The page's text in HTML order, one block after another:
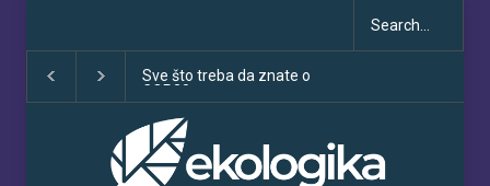
Klimatske dezinformacije u
porastu uoči COP30
obećanja i učinka